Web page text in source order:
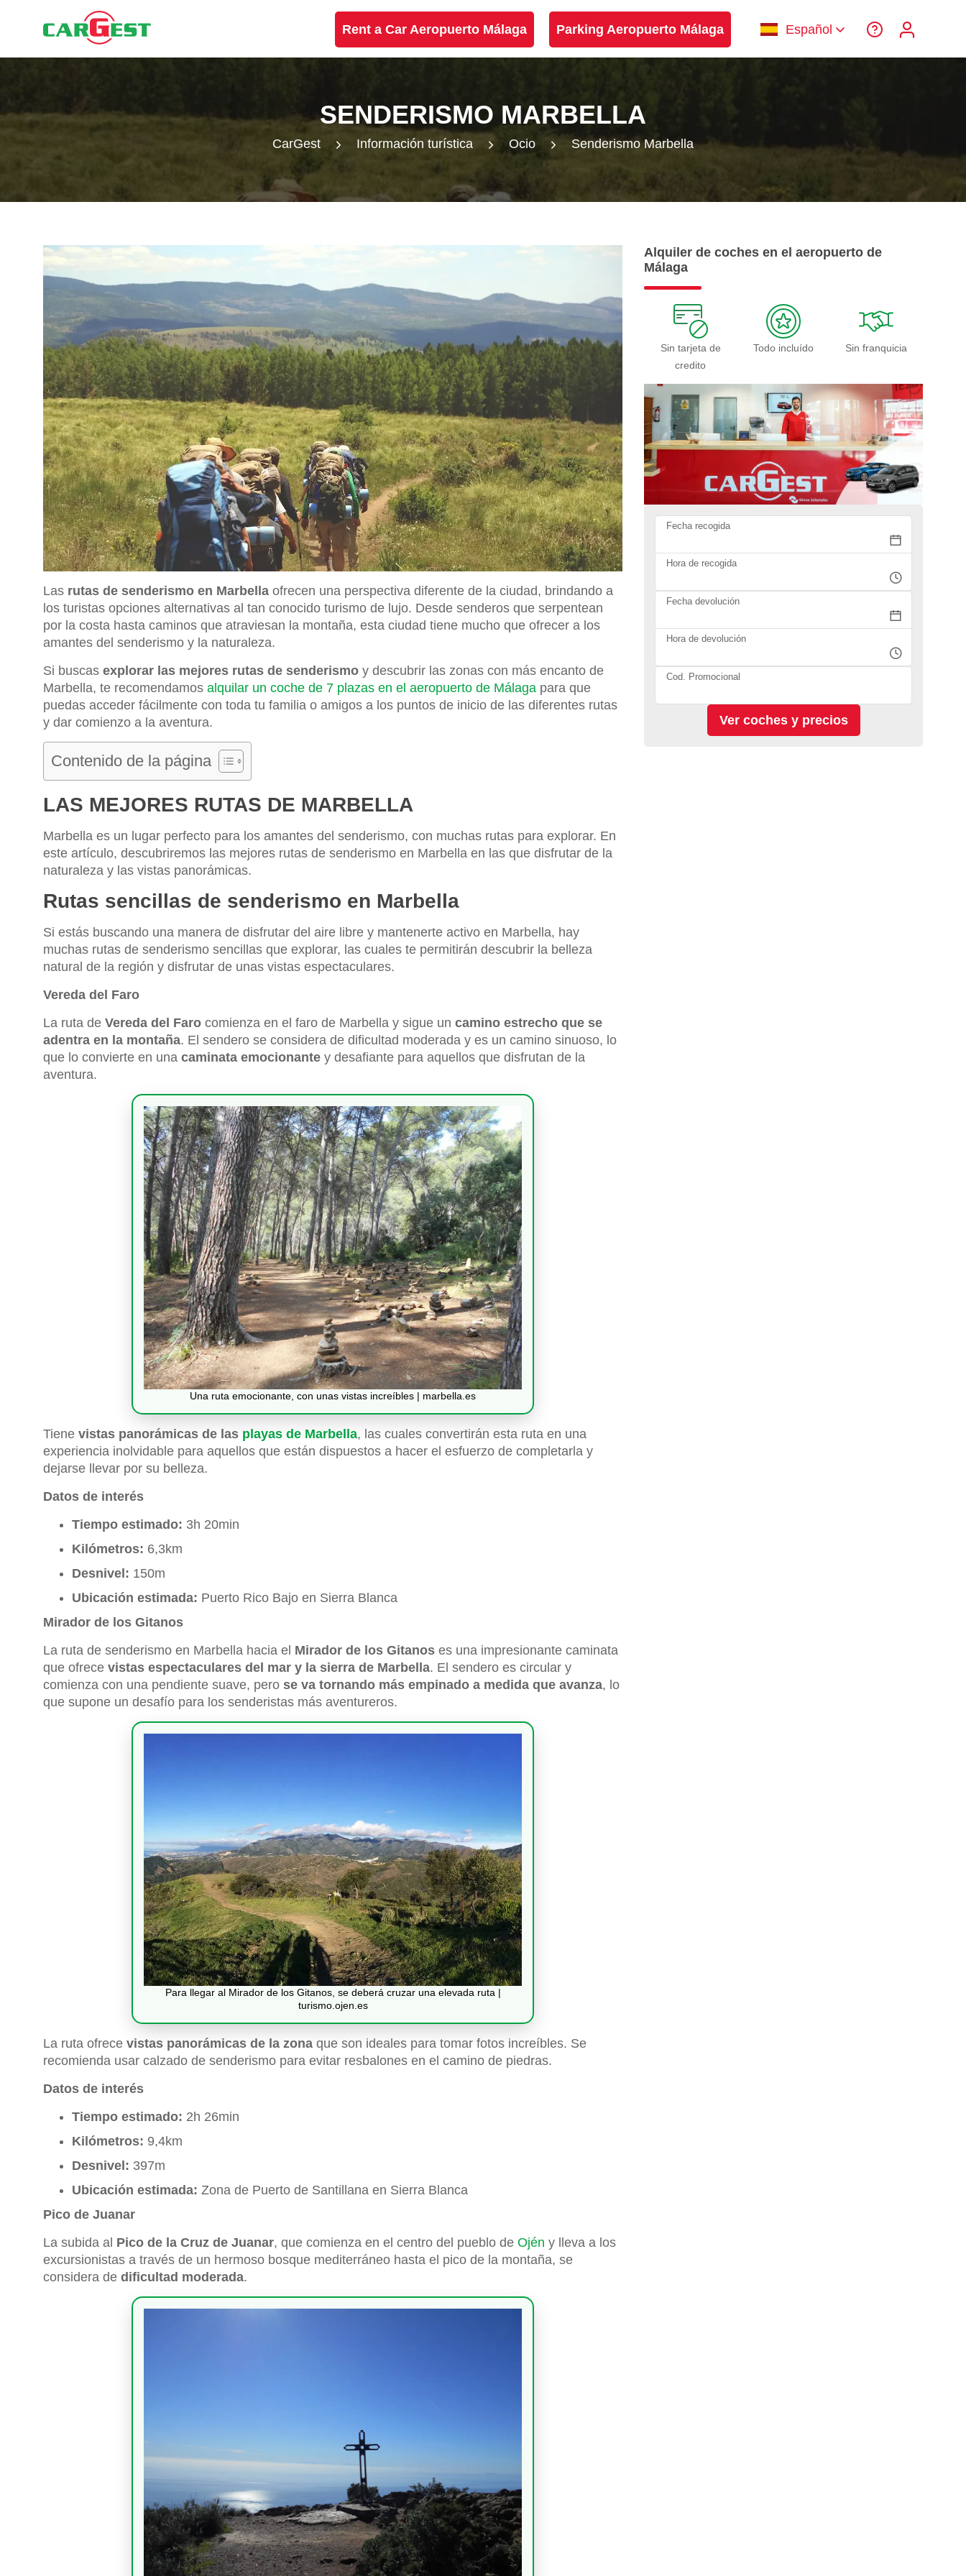
Rent a Car Aeropuerto Málaga Parking Aeropuerto Málaga Español
SENDERISMO MARBELLA
CarGest Información turística Ocio Senderismo Marbella
Las rutas de senderismo en Marbella ofrecen una perspectiva diferente de la ciudad, brindando a
los turistas opciones alternativas al tan conocido turismo de lujo. Desde senderos que serpentean
por la costa hasta caminos que atraviesan la montaña, esta ciudad tiene mucho que ofrecer a los
amantes del senderismo y la naturaleza.
Si buscas explorar las mejores rutas de senderismo y descubrir las zonas con más encanto de
Marbella, te recomendamos alquilar un coche de 7 plazas en el aeropuerto de Málaga para que
puedas acceder fácilmente con toda tu familia o amigos a los puntos de inicio de las diferentes rutas
y dar comienzo a la aventura.
Contenido de la página
LAS MEJORES RUTAS DE MARBELLA
Marbella es un lugar perfecto para los amantes del senderismo, con muchas rutas para explorar. En
este artículo, descubriremos las mejores rutas de senderismo en Marbella en las que disfrutar de la
naturaleza y las vistas panorámicas.
Rutas sencillas de senderismo en Marbella
Si estás buscando una manera de disfrutar del aire libre y mantenerte activo en Marbella, hay
muchas rutas de senderismo sencillas que explorar, las cuales te permitirán descubrir la belleza
natural de la región y disfrutar de unas vistas espectaculares.
Vereda del Faro
La ruta de Vereda del Faro comienza en el faro de Marbella y sigue un camino estrecho que se
adentra en la montaña. El sendero se considera de dificultad moderada y es un camino sinuoso, lo
que lo convierte en una caminata emocionante y desafiante para aquellos que disfrutan de la
aventura.
Una ruta emocionante, con unas vistas increíbles | marbella.es
Tiene vistas panorámicas de las playas de Marbella, las cuales convertirán esta ruta en una
experiencia inolvidable para aquellos que están dispuestos a hacer el esfuerzo de completarla y
dejarse llevar por su belleza.
Datos de interés
Tiempo estimado: 3h 20min
Kilómetros: 6,3km
Desnivel: 150m
Ubicación estimada: Puerto Rico Bajo en Sierra Blanca
Mirador de los Gitanos
La ruta de senderismo en Marbella hacia el Mirador de los Gitanos es una impresionante caminata
que ofrece vistas espectaculares del mar y la sierra de Marbella. El sendero es circular y
comienza con una pendiente suave, pero se va tornando más empinado a medida que avanza, lo
que supone un desafío para los senderistas más aventureros.
Para llegar al Mirador de los Gitanos, se deberá cruzar una elevada ruta |
turismo.ojen.es
La ruta ofrece vistas panorámicas de la zona que son ideales para tomar fotos increíbles. Se
recomienda usar calzado de senderismo para evitar resbalones en el camino de piedras.
Datos de interés
Tiempo estimado: 2h 26min
Kilómetros: 9,4km
Desnivel: 397m
Ubicación estimada: Zona de Puerto de Santillana en Sierra Blanca
Pico de Juanar
La subida al Pico de la Cruz de Juanar, que comienza en el centro del pueblo de Ojén y lleva a los
excursionistas a través de un hermoso bosque mediterráneo hasta el pico de la montaña, se
considera de dificultad moderada.
Alquiler de coches en el aeropuerto de
Málaga
Sin tarjeta de
credito
Todo incluído Sin franquicia
Fecha recogida
Hora de recogida
Fecha devolución
Hora de devolución
Cod. Promocional